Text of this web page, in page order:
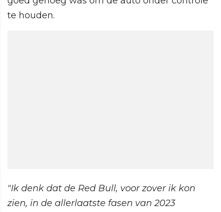
te houden.
"Ik denk dat de Red Bull, voor zover ik kon
zien, in de allerlaatste fasen van 2023